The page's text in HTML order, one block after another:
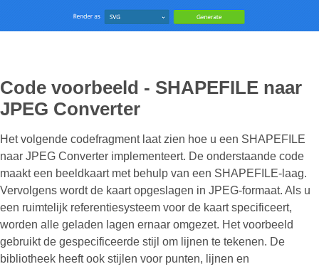
Code voorbeeld - SHAPEFILE naar
JPEG Converter
Het volgende codefragment laat zien hoe u een SHAPEFILE
naar JPEG Converter implementeert. De onderstaande code
maakt een beeldkaart met behulp van een SHAPEFILE-laag.
Vervolgens wordt de kaart opgeslagen in JPEG-formaat. Als u
een ruimtelijk referentiesysteem voor de kaart specificeert,
worden alle geladen lagen ernaar omgezet. Het voorbeeld
gebruikt de gespecificeerde stijl om lijnen te tekenen. De
bibliotheek heeft ook stijlen voor punten, lijnen en